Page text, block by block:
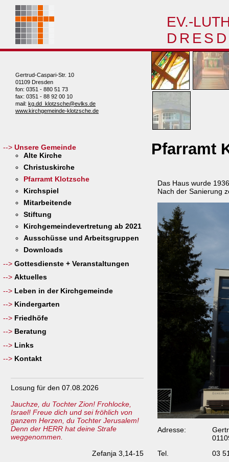
EV.-
Gertrud-Caspari-Str. 10
01109 Dresden
fon: 0351 - 880 51 73
fax: 0351 - 88 92 00 10
mail: kg.dd_klotzsche@evlks.de
www.kirchgemeinde-klotzsche.de
Unsere Gemeinde
Alte Kirche
Christuskirche
Pfarramt Klotzsche
Kirchspiel
Mitarbeitende
Stiftung
Kirchgemeindevertretung ab 2021
Ausschüsse und Arbeitsgruppen
Downloads
Gottesdienste + Veranstaltungen
Aktuelles
Leben in der Kirchgemeinde
Kindergarten
Friedhöfe
Beratung
Links
Kontakt
Losung für den 07.08.2026
Jauchze, du Tochter Zion! Frohlocke,
Israel! Freue dich und sei fröhlich von
ganzem Herzen, du Tochter Jerusalem!
Denn der HERR hat deine Strafe
weggenommen.
Zefanja 3,14-15
Pfarramt
Das Haus wurde
Nach der Sanierung
Adresse:
Tel.
03